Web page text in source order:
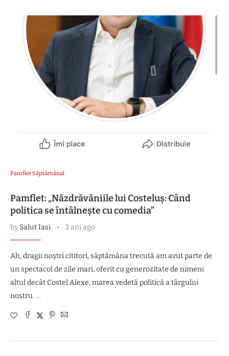
Pamflet Săptămânal
Pamflet: „Năzdrăvăniile lui Costeluș: Când
politica se întâlnește cu comedia”
bySalut Iasi 3 ani ago
Ah, dragii noștri cititori, săptămâna trecută am avut parte de
un spectacol de zile mari, oferit cu generozitate de nimeni
altul decât Costel Alexe, marea vedetă politică a târgului
nostru. …